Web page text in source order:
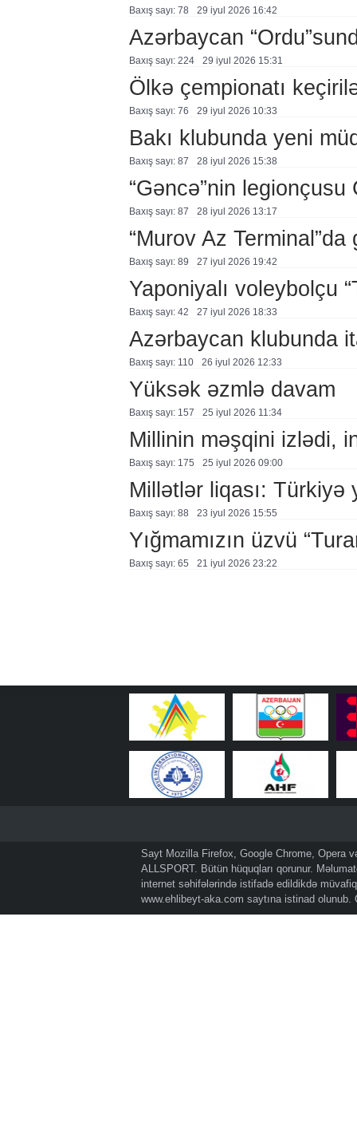
Baxış sayı: 78 29 i̇yul 2026 16:42
Azərbaycan
Baxış sayı: 224 29 i̇yul 2026 15:31
Ölkə çempionatı
Baxış sayı: 76 29 i̇yul 2026 10:33
Bakı klubunda yeni
Baxış sayı: 87 28 i̇yul 2026 15:38
“Gəncə”nin
Baxış sayı: 87 28 i̇yul 2026 13:17
“Murov Az
Baxış sayı: 89 27 i̇yul 2026 19:42
Yaponiyalı voleybolçu
Baxış sayı: 42 27 i̇yul 2026 18:33
Azərbaycan klubunda
Baxış sayı: 110 26 i̇yul 2026 12:33
Yüksək əzmlə davam
Baxış sayı: 157 25 i̇yul 2026 11:34
Millinin məşqini izlədi,
Baxış sayı: 175 25 i̇yul 2026 09:00
Millətlər liqası: Türkiyə
Baxış sayı: 88 23 i̇yul 2026 15:55
Yığmamızın üzvü
Baxış sayı: 65 21 i̇yul 2026 23:22
Sayt Mozilla Firefox, Google Chrome, Opera
ALLSPORT. Bütün hüquqları qorunur.
internet səhifələrində istifadə edildikdə
www.ehlibeyt-aka.com saytına istinad olunub.